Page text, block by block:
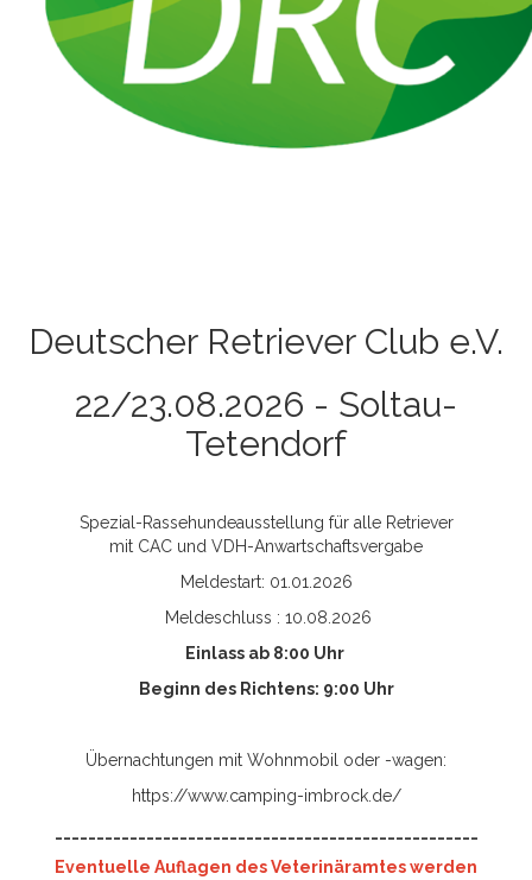
Deutscher Retriever Club e.V.
22/23.08.2026 - Soltau-
Tetendorf
Spezial-Rassehundeausstellung für alle Retriever
mit CAC und VDH-Anwartschaftsvergabe
Meldestart: 01.01.2026
Meldeschluss : 10.08.2026
Einlass ab 8:00 Uhr
Beginn des Richtens: 9:00 Uhr
Übernachtungen mit Wohnmobil oder -wagen:
https://www.camping-imbrock.de/
Eventuelle Auflagen des Veterinäramtes werden